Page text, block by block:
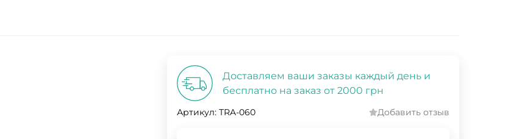
Доставляем ваши заказы каждый день и
бесплатно на заказ от 2000 грн
Артикул: TRA-060 Добавить отзыв